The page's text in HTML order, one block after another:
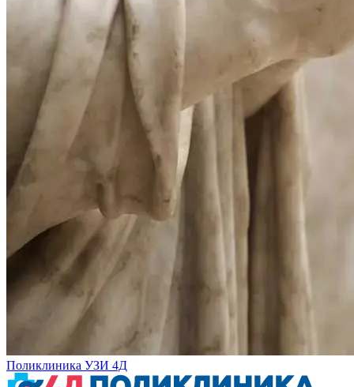
Поликлиника УЗИ 4Д